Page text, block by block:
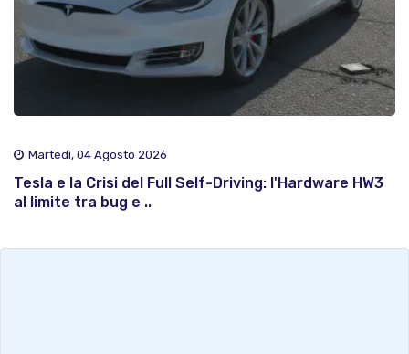
Martedì, 04 Agosto 2026
Tesla e la Crisi del Full Self-Driving: l'Hardware HW3
al limite tra bug e ..